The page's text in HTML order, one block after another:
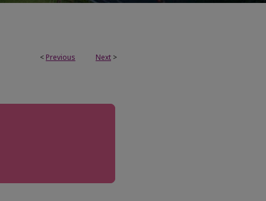
< Previous Next >